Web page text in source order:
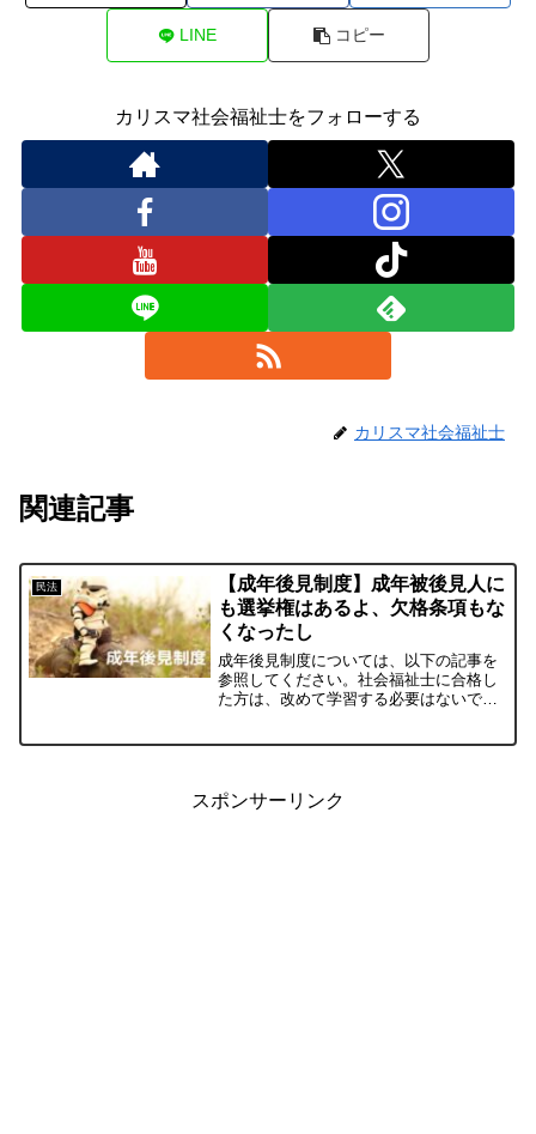
LINE コピー
カリスマ社会福祉士をフォローする
カリスマ社会福祉士
関連記事
民法
【成年後見制度】成年被後見人に
も選挙権はあるよ、欠格条項もな
くなったし
成年後見制度については、以下の記事を
参照してください。社会福祉士に合格し
た方は、改めて学習する必要はないでし
スポンサーリンク